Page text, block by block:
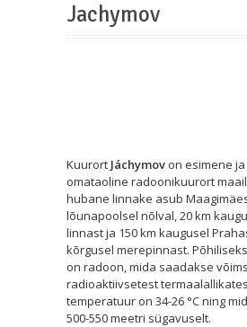
Jachymov
Kuurort Jáchymov on esimene
omataoline radoonikuurort
hubane linnake asub
lõunapoolsel nõlval, 20 km
linnast ja 150 km kaugusel
kõrgusel merepinnast.
on radoon, mida saadakse
radioaktiivsetest
temperatuur on 34-26 °C ning
500-550 meetri sügavuselt.